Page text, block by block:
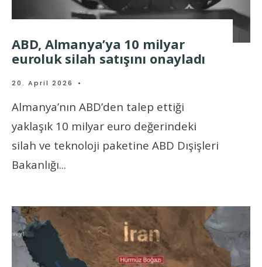
ABD, Almanya’ya 10 milyar
euroluk silah satışını onayladı
20. April 2026 •
Almanya’nın ABD’den talep ettiği
yaklaşık 10 milyar euro değerindeki
silah ve teknoloji paketine ABD Dışişleri
Bakanlığı...